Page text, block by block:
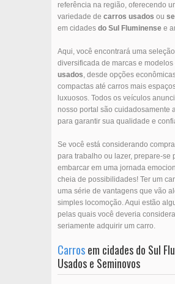
referência na região, oferecendo
variedade de carros usados ou
em cidades do Sul Fluminense e
Aqui, você encontrará uma seleção
diversificada de marcas e modelos
usados, desde opções
compactas até carros mais
luxuosos. Todos os veículos
nosso portal são cuidadosamente
para garantir sua qualidade e
Se você está considerando
para trabalho ou lazer, prepare-se
embarcar em uma jornada
cheia de possibilidades! Ter um
uma série de vantagens que vão
simples locomoção. Aqui estão
pelas quais você deveria
seriamente adquirir um carro.
Carrosem cidades do Sul
Usados e Seminovos